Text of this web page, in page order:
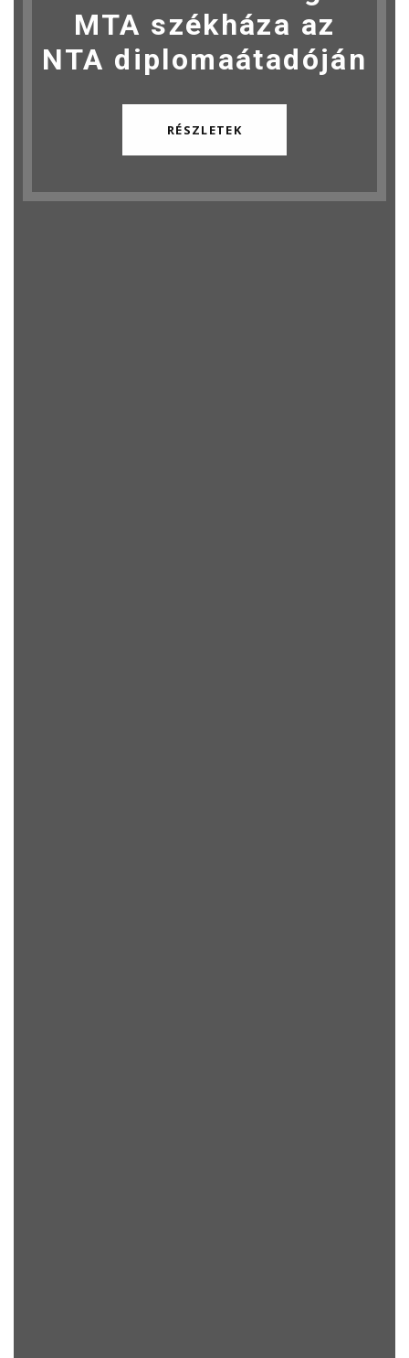
MTA székháza az
NTA diplomaátadóján
RÉSZLETEK